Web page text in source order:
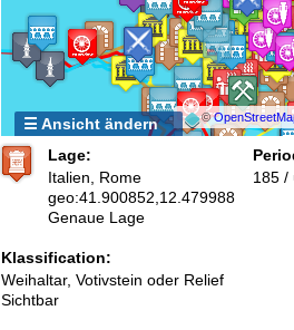
©
☰ Ansicht ändern
Lage:
Italien, Rome
geo:41.900852,12.479988
Genaue Lage
185 /
Klassification:
Weihaltar, Votivstein oder Relief
Sichtbar